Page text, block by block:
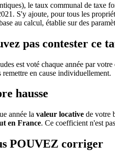
le taux communal de taxe
S'y ajoute, pour tous les
au calcul, établie sur des
pas contester ce
est voté chaque année par
en cause individuellement.
hausse
année la valeur locative de votre
en France. Ce coefficient n'est
POUVEZ corriger